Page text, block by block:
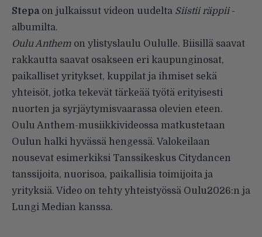
Stepaon julkaissut videon uudelta Siistii räppii-
albumilta.
Oulu Anthem on ylistyslaulu Oululle. Biisillä saavat
rakkautta saavat osakseen eri kaupunginosat,
paikalliset yritykset, kuppilat ja ihmiset sekä
yhteisöt, jotka tekevät tärkeää työtä erityisesti
nuorten ja syrjäytymisvaarassa olevien eteen.
Oulu Anthem-musiikkivideossa matkustetaan
Oulun halki hyvässä hengessä. Valokeilaan
nousevat esimerkiksi Tanssikeskus Citydancen
tanssijoita, nuorisoa, paikallisia toimijoita ja
yrityksiä. Video on tehty yhteistyössä Oulu2026:n ja
Lungi Median kanssa.